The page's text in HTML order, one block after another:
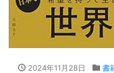
2024年11月28日 書